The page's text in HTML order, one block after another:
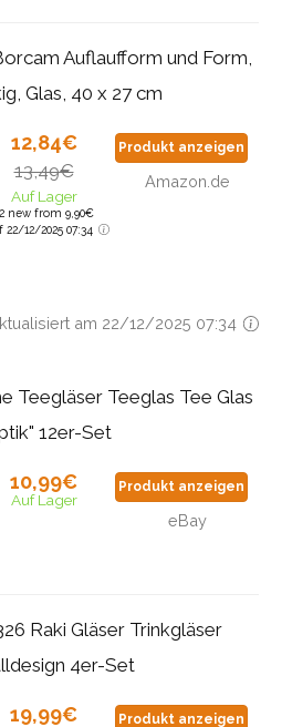
Auflaufform und Form,
Glas, 40 x 27 cm
12,84€
13,49€
Auf Lager
new from 9,90€
22/12/2025 07:34
Produkt anzeigen
Amazon.de
am 22/12/2025 07:34
Teegläser Teeglas Tee Glas
12er-Set
10,99€
Auf Lager
Produkt anzeigen
eBay
Raki Gläser Trinkgläser
4er-Set
19,99€ Produkt anzeigen